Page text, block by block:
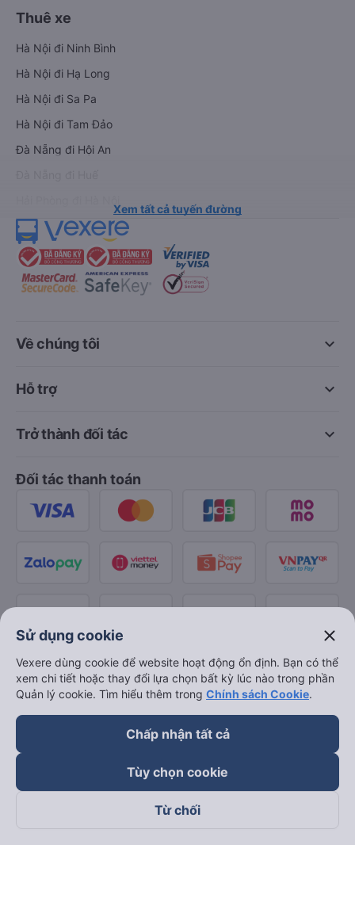
Thuê xe
Hà Nội đi Ninh Bình
Hà Nội đi Hạ Long
Hà Nội đi Sa Pa
Hà Nội đi Tam Đảo
Đà Nẵng đi Hội An
Xem tất cả tuyến đường
keyboard_arrow_down
Về chúng tôi
keyboard_arrow_down
Hỗ trợ
keyboard_arrow_down
Trở thành đối tác
Đối tác thanh toán
Theo dõi chúng tôi trên
Sử dụng cookie close
Vexere dùng cookie để website hoạt động ổn định. Bạn có thể
xem chi tiết hoặc thay đổi lựa chọn bất kỳ lúc nào trong phần
Quản lý cookie. Tìm hiểu thêm trong Chính sách Cookie.
Chấp nhận tất cả
Tùy chọn cookie
Từ chối